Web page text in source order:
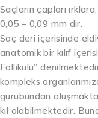
Saçların çapları
0,05 – 0,09 mm dir.
Saç deri içerisinde
anatomik bir kılıf
Follikülü”
kompleks
gurubundan
kıl olabilmektedir.